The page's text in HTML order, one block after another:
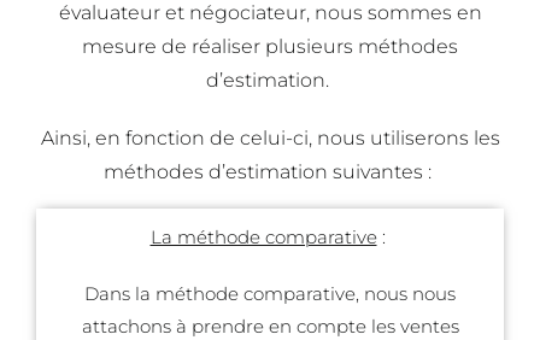
évaluateur et négociateur, nous sommes en
mesure de réaliser plusieurs méthodes
d’estimation.
Ainsi, en fonction de celui-ci, nous utiliserons les
méthodes d’estimation suivantes :
La méthode comparative:
Dans la méthode comparative, nous nous
attachons à prendre en compte les ventes